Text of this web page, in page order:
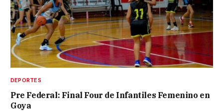
DEPORTES
Pre Federal: Final Four de Infantiles Femenino en
Goya